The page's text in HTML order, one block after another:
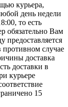
курьера,
день недели
то есть
обязательно Вам
предоставляется
противном случае
доставка
доставки в
курьере
15